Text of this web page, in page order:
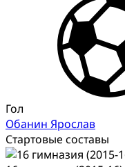
Гол
Обанин Ярослав
Стартовые составы